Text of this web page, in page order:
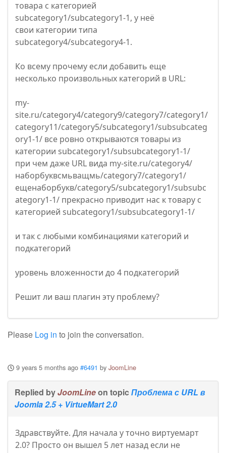
товара с категорией
subcategory1/subcategory1-1, у неё
свои категории типа
subcategory4/subcategory4-1.
Ко всему прочему если добавить еще
несколько произвольных категорий в URL:
my-
site.ru/category4/category9/category7/category1/
category11/category5/subcategory1/subsubcateg
ory1-1/ все ровно открываются товары из
категории subcategory1/subsubcategory1-1/
при чем даже URL вида my-site.ru/category4/
наборбуквсмьващмь/category7/category1/
ещенаборбукв/category5/subcategory1/subsubc
ategory1-1/ прекрасно приводит нас к товару с
категорией subcategory1/subsubcategory1-1/
и так с любыми комбинациями категорий и
подкатегорий
уровень вложенности до 4 подкатегорий
Решит ли ваш плагин эту проблему?
Please Log in to join the conversation.
9 years 5 months ago #6491 by JoomLine
Replied byJoomLineon topic Проблема с URL в
Joomla 2.5 + VirtueMart 2.0
Здравствуйте. Для начала у точно виртуемарт
2.0? Просто он вышел 5 лет назад если не